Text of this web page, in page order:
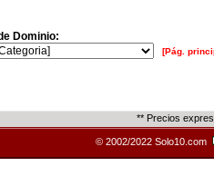
Dominio:
[Pág.
** Precios
© 2002/2022 Solo10.com